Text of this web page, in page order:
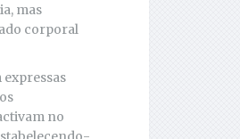
mas
corporal
expressas
no